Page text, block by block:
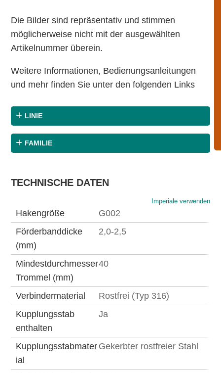
Die Bilder sind repräsentativ und stimmen
möglicherweise nicht mit der ausgewählten
Artikelnummer überein.
Weitere Informationen, Bedienungsanleitungen
und mehr finden Sie unter den folgenden Links
LINIE
FAMILIE
TECHNISCHE DATEN
Imperiale verwenden
Hakengröße
G002
Förderbanddicke
(mm)
2,0-2,5
Mindestdurchmesser
Trommel (mm)
40
Verbindermaterial
Rostfrei (Typ 316)
Kupplungsstab
enthalten
Ja
Kupplungsstabmater
ial
Gekerbter rostfreier Stahl